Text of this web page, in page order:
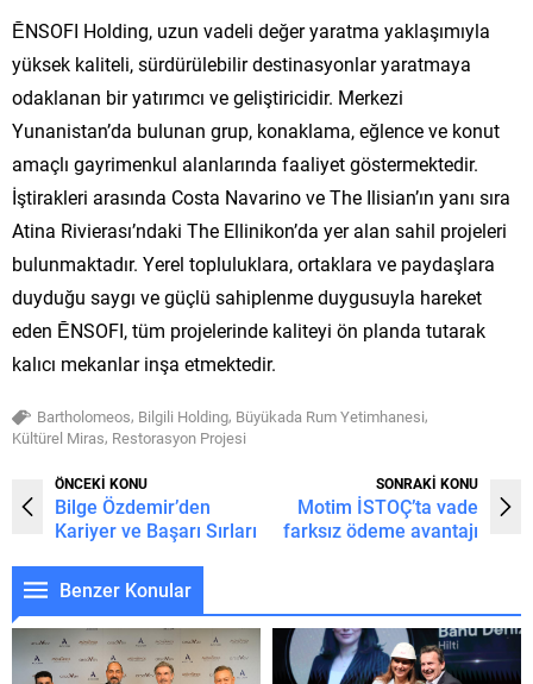
ĒNSOFI Holding, uzun vadeli değer yaratma yaklaşımıyla
yüksek kaliteli, sürdürülebilir destinasyonlar yaratmaya
odaklanan bir yatırımcı ve geliştiricidir. Merkezi
Yunanistan’da bulunan grup, konaklama, eğlence ve konut
amaçlı gayrimenkul alanlarında faaliyet göstermektedir.
İştirakleri arasında Costa Navarino ve The Ilisian’ın yanı sıra
Atina Rivierası’ndaki The Ellinikon’da yer alan sahil projeleri
bulunmaktadır. Yerel topluluklara, ortaklara ve paydaşlara
duyduğu saygı ve güçlü sahiplenme duygusuyla hareket
eden ĒNSOFI, tüm projelerinde kaliteyi ön planda tutarak
kalıcı mekanlar inşa etmektedir.
Bartholomeos, Bilgili Holding, Büyükada Rum Yetimhanesi,
Kültürel Miras, Restorasyon Projesi
ÖNCEKİ KONU
Bilge Özdemir’den
Kariyer ve Başarı Sırları
SONRAKİ KONU
Motim İSTOÇ’ta vade
farksız ödeme avantajı
Benzer Konular